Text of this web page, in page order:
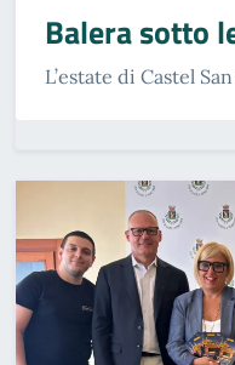
Balera sotto
L’estate di Castel